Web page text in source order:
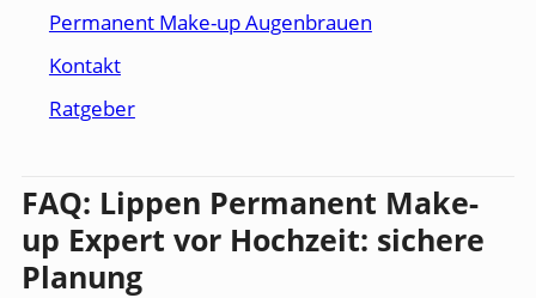
Permanent Make-up Augenbrauen
Kontakt
Ratgeber
FAQ: Lippen Permanent Make-
up Expert vor Hochzeit: sichere
Planung